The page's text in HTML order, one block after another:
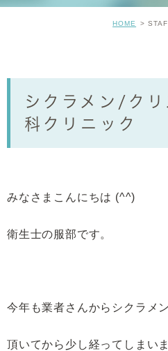
HOME
シクラメン/クリ
科クリニック
みなさまこんにちは (^^)
衛生士の服部です。
今年も業者さんからシクラメ
頂いてから少し経ってしまい